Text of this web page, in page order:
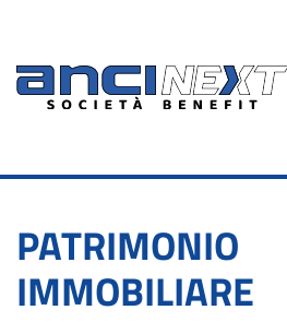
Skip to main content
PATRIMONIO
IMMOBILIARE